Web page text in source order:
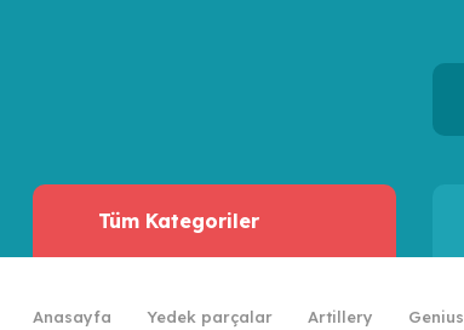
Tüm Kategoriler
Anasayfa Yedek parçalar Artillery Genius